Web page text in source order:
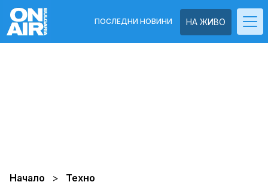
НА ЖИВО
ПОСЛЕДНИ НОВИНИ
Начало Техно